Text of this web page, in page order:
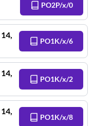
PO2P/x/0
14,
PO1K/x/6
14,
PO1K/x/2
14,
PO1K/x/8